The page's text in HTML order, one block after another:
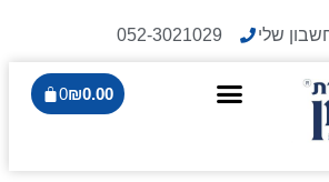
שלי 052-3021029
₪0.00
0